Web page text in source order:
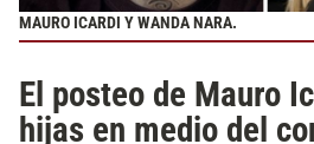
MAURO ICARDI Y WANDA NARA.
El posteo de Mauro
hijas en medio del